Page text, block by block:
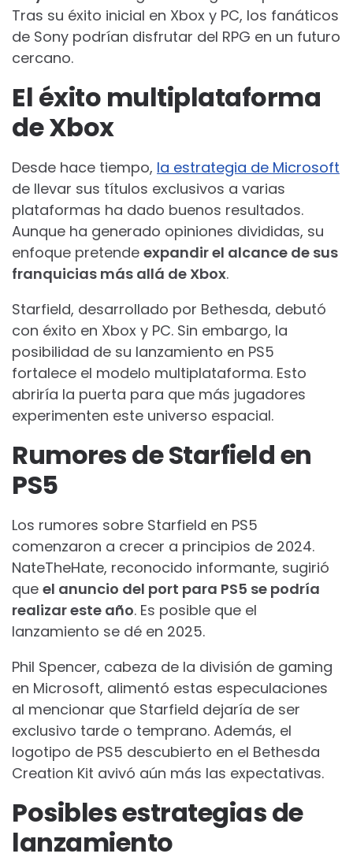
Tras su éxito inicial en Xbox y PC, los fanáticos
de Sony podrían disfrutar del RPG en un futuro
cercano.
El éxito multiplataforma
de Xbox
Desde hace tiempo, la estrategia de Microsoft
de llevar sus títulos exclusivos a varias
plataformas ha dado buenos resultados.
Aunque ha generado opiniones divididas, su
enfoque pretende expandir el alcance de sus
franquicias más allá de Xbox.
Starfield, desarrollado por Bethesda, debutó
con éxito en Xbox y PC. Sin embargo, la
posibilidad de su lanzamiento en PS5
fortalece el modelo multiplataforma. Esto
abriría la puerta para que más jugadores
experimenten este universo espacial.
Rumores de Starfield en
PS5
Los rumores sobre Starfield en PS5
comenzaron a crecer a principios de 2024.
NateTheHate, reconocido informante, sugirió
que el anuncio del port para PS5 se podría
realizar este año. Es posible que el
lanzamiento se dé en 2025.
Phil Spencer, cabeza de la división de gaming
en Microsoft, alimentó estas especulaciones
al mencionar que Starfield dejaría de ser
exclusivo tarde o temprano. Además, el
logotipo de PS5 descubierto en el Bethesda
Creation Kit avivó aún más las expectativas.
Posibles estrategias de
lanzamiento